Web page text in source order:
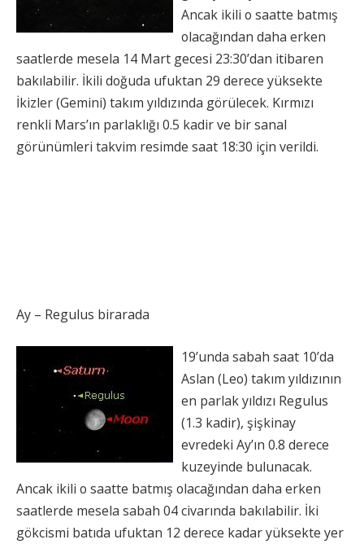
Ancak ikili o saatte batmış
olacağından daha erken
saatlerde mesela 14 Mart gecesi 23:30’dan itibaren
bakılabilir. İkili doğuda ufuktan 29 derece yüksekte
İkizler (Gemini) takım yıldızında görülecek. Kırmızı
renkli Mars’ın parlaklığı 0.5 kadir ve bir sanal
görünümleri takvim resimde saat 18:30 için verildi.
Ay – Regulus birarada
19’unda sabah saat 10’da
Aslan (Leo) takım yıldızının
en parlak yıldızı Regulus
(1.3 kadir), şişkinay
evredeki Ay’ın 0.8 derece
kuzeyinde bulunacak.
Ancak ikili o saatte batmış olacağından daha erken
saatlerde mesela sabah 04 civarında bakılabilir. İki
gökcismi batıda ufuktan 12 derece kadar yüksekte yer